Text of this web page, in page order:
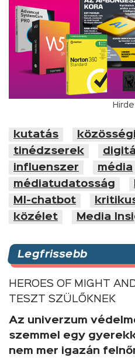
kutatás
tinédzserek
influenszer
média
médiatudatosság
MI-chatbot
közélet
Media
Legfrissebb
HEROES OF MIGHT
TESZT SZÜLŐKNEK
Az univerzum
szemmel egy
nem mer igazán